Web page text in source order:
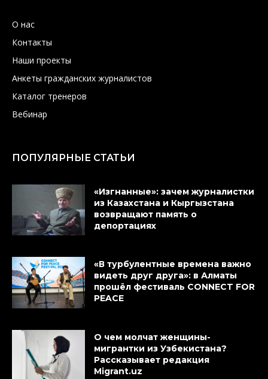
О нас
Контакты
Наши проекты
Анкеты гражданских журналистов
Каталог тренеров
Вебинар
ПОПУЛЯРНЫЕ СТАТЬИ
«Изгнанные»: зачем журналистки
из Казахстана и Кыргызстана
возвращают память о
депортациях
«В турбулентные времена важно
видеть друг друга»: в Алматы
прошёл фестиваль CONNECT FOR
PEACE
О чем молчат женщины-
мигрантки из Узбекистана?
Рассказывает редакция
Migrant.uz